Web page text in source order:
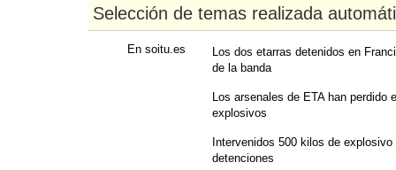
Selección de temas realizada
En soitu.es
Los dos etarras detenidos en
de la banda
Los arsenales de ETA han perdido
explosivos
Intervenidos 500 kilos de
detenciones